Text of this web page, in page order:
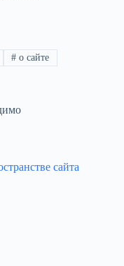
# о сайте
сайта